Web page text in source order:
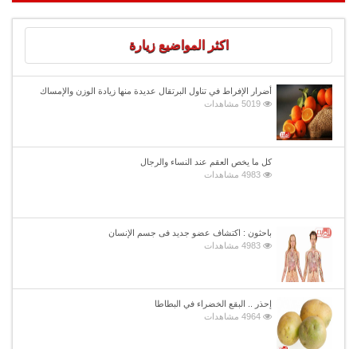
اكثر المواضيع زيارة
أضرار الإفراط في تناول البرتقال عديدة منها زيادة الوزن والإمساك
5019 مشاهدات
كل ما يخص العقم عند النساء والرجال
4983 مشاهدات
باحثون : اكتشاف عضو جديد فى جسم الإنسان
4983 مشاهدات
إحذر .. البقع الخضراء في البطاطا
4964 مشاهدات